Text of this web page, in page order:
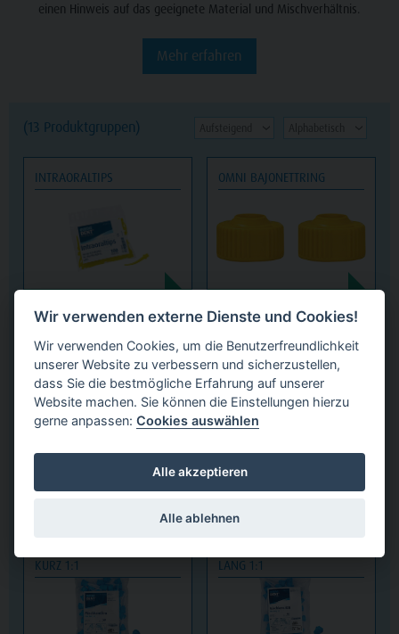
einen Hinweis auf das geeignete Material und Mischverhältnis.
Mehr erfahren
(13 Produktgruppen)
INTRAORALTIPS
UVP ab 18,90€
OMNI BAJONETTRING
UVP 10,65€
OMNI DYNAMIK-MISCHER
79,90€
OMNI MISCHKANÜLEN BLAU
4:1/10:1
61,90€
KURZ 1:1
LANG 1:1
Wir verwenden externe Dienste und Cookies!
Wir verwenden Cookies, um die Benutzerfreundlichkeit
unserer Website zu verbessern und sicherzustellen,
dass Sie die bestmögliche Erfahrung auf unserer
Website machen. Sie können die Einstellungen hierzu
gerne anpassen:Cookies auswählen
Alle akzeptieren
Alle ablehnen